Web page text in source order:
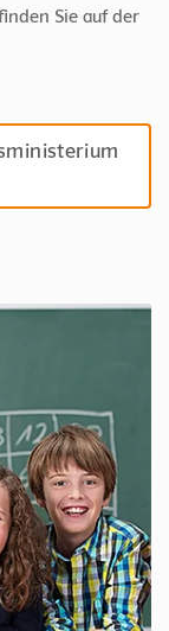
Sie auf der